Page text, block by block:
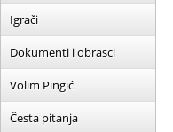
Igrači
Dokumenti i obrasci
Volim Pingić
Česta pitanja